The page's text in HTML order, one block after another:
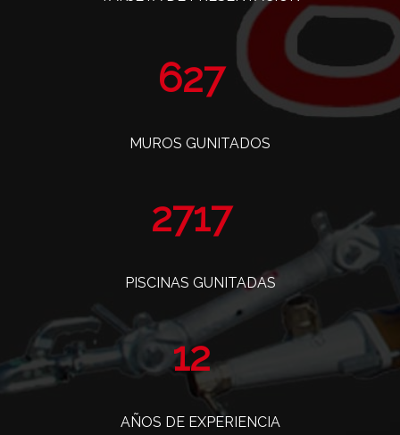
765
MUROS GUNITADOS
3319
PISCINAS GUNITADAS
14
AÑOS DE EXPERIENCIA